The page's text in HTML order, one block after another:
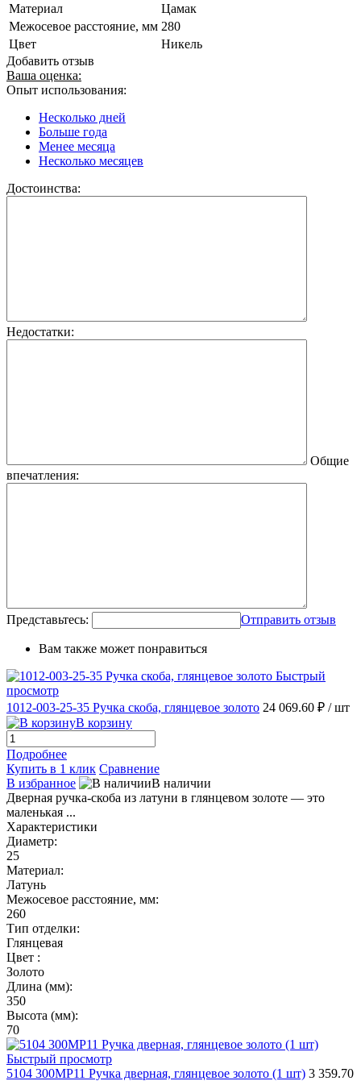
Материал
Цамак
Межосевое расстояние, мм 280
Цвет
Никель
Добавить отзыв
Ваша оценка:
Опыт использования:
Несколько дней
Больше года
Менее месяца
Несколько месяцев
Достоинства:
Недостатки:
Общие
впечатления:
Представьтесь: Отправить отзыв
Вам также может понравиться
Быстрый
просмотр
1012-003-25-35 Ручка скоба, глянцевое золото 24 069.60 ₽ / шт
В корзину
Подробнее
Купить в 1 клик Сравнение
В избранное
В наличии
Дверная ручка-скоба из латуни в глянцевом золоте — это
маленькая ...
Характеристики
Диаметр:
25
Материал:
Латунь
Межосевое расстояние, мм:
260
Тип отделки:
Глянцевая
Цвет :
Золото
Длина (мм):
350
Высота (мм):
70
Быстрый просмотр
5104 300MP11 Ручка дверная, глянцевое золото (1 шт) 3 359.70